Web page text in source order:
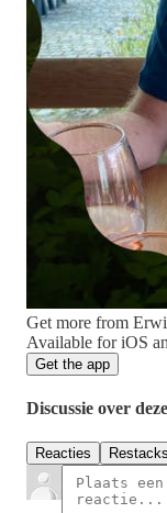
Get more from
Available for iOS
Get the app
Discussie over
Reacties Restacks